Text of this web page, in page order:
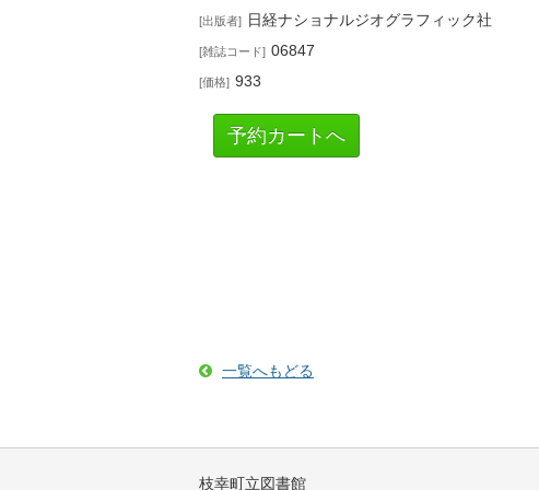
出版者 日経ナショナルジオグラフィック社
雑誌コード 06847
価格 933
予約カートへ
一覧へもどる
枝幸町立図書館